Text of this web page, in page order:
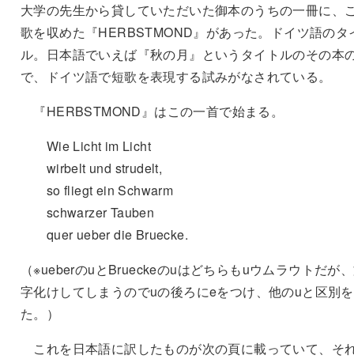
大学の先生から貸していただいた御本のうちの一冊に、
歌を収めた『HERBSTMOND』があった。ドイツ語のタ
ル。日本語でいえば『秋の月』というタイトルのその本
で、ドイツ語で短歌を表現する試みがなされている。
『HERBSTMOND』はこの一首で始まる。
Wie Licht im Licht
wirbelt und strudelt,
so fliegt ein Schwarm
schwarzer Tauben
quer ueber die Bruecke.
（※ueberのuとBrueckeのuはどちらもuウムラウトだが
字化けしてしまうのでuの後ろにeをつけ、他のuと区別
た。）
これを日本語に訳したものが次の頁に載っていて、そ